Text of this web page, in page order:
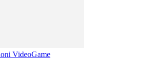
VideoGame